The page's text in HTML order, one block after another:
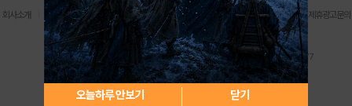
오늘하루 안보기 닫기
회사소개 이용약관 | 개인정보 처리방침 | 청소년 보호정책 | 불법촬영물 신고센터 | 제휴광고문의
사업자등록번호:119-86-61101 (주)스마트나우 대표이사:송현두
주소: 서울시 금천구 가산디지털1로 171 연락처:063-284-8635 팩스:02-6265-0377
청소년보호책임자:김동욱desk@hungryapp.co.kr
등록번호:서울아02322 | 등록일자:2016년4월25일
발행인:(주)스마트나우 송현두 | 편집인:김동욱